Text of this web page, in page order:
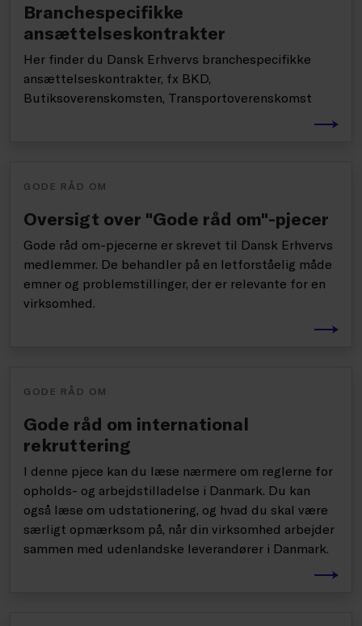
Branchespecifikke
ansættelseskontrakter
Her finder du Dansk Erhvervs branchespecifikke
ansættelseskontrakter, fx BKD,
Butiksoverenskomsten, Transportoverenskomst
GODE RÅD OM
Oversigt over "Gode råd om"-pjecer
Gode råd om-pjecerne er skrevet til Dansk Erhvervs
medlemmer. De behandler på en letforståelig måde
emner og problemstillinger, der er relevante for en
virksomhed.
GODE RÅD OM
Gode råd om international
rekruttering
I denne pjece kan du læse nærmere om reglerne for
opholds- og arbejdstilladelse i Danmark. Du kan
også læse om udstationering, og hvad du skal være
særligt opmærksom på, når din virksomhed arbejder
sammen med udenlandske leverandører i Danmark.